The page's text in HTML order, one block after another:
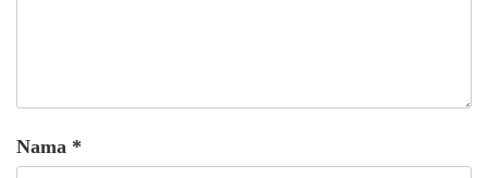
Nama *